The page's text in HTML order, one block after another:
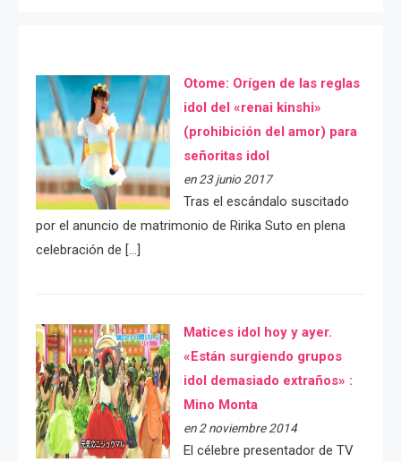
Otome: Orígen de las reglas
idol del «renai kinshi»
(prohibición del amor) para
señoritas idol
en 23 junio 2017
Tras el escándalo suscitado
por el anuncio de matrimonio de Ririka Suto en plena
celebración de […]
Matices idol hoy y ayer.
«Están surgiendo grupos
idol demasiado extraños» :
Mino Monta
en 2 noviembre 2014
El célebre presentador de TV